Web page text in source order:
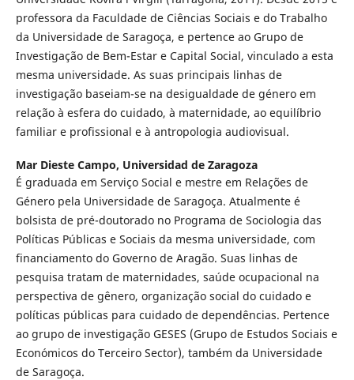
professora da Faculdade de Ciências Sociais e do Trabalho
da Universidade de Saragoça, e pertence ao Grupo de
Investigação de Bem-Estar e Capital Social, vinculado a esta
mesma universidade. As suas principais linhas de
investigação baseiam-se na desigualdade de género em
relação à esfera do cuidado, à maternidade, ao equilíbrio
familiar e profissional e à antropologia audiovisual.
Mar Dieste Campo, Universidad de Zaragoza
É graduada em Serviço Social e mestre em Relações de
Género pela Universidade de Saragoça. Atualmente é
bolsista de pré-doutorado no Programa de Sociologia das
Políticas Públicas e Sociais da mesma universidade, com
financiamento do Governo de Aragão. Suas linhas de
pesquisa tratam de maternidades, saúde ocupacional na
perspectiva de gênero, organização social do cuidado e
políticas públicas para cuidado de dependências. Pertence
ao grupo de investigação GESES (Grupo de Estudos Sociais e
Económicos do Terceiro Sector), também da Universidade
de Saragoça.